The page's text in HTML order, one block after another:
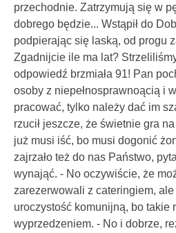
przechodnie. Zatrzymują się w
dobrego będzie... Wstąpił do
podpierając się laską, od progu
Zgadnijcie ile ma lat?
odpowiedź brzmiała 91! Pan
osoby z niepełnosprawnoącią i
pracować, tylko należy dać im
rzucił jeszcze, że świetnie gra
już musi iść, bo musi dogonić
zajrzało też do nas Państwo,
wynająć. - No oczywiście, że
zarezerwowali z cateringiem,
uroczystość komunijną, bo takie
wyprzedzeniem. - No i dobrze,